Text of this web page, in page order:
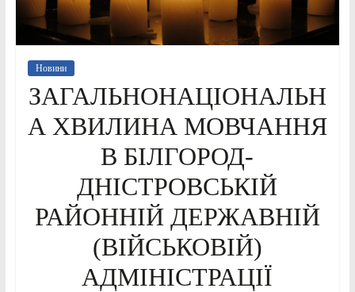
Новини
ЗАГАЛЬНОНАЦІОНАЛЬН
А ХВИЛИНА МОВЧАННЯ
В БІЛГОРОД-
ДНІСТРОВСЬКІЙ
РАЙОННІЙ ДЕРЖАВНІЙ
(ВІЙСЬКОВІЙ)
АДМІНІСТРАЦІЇ